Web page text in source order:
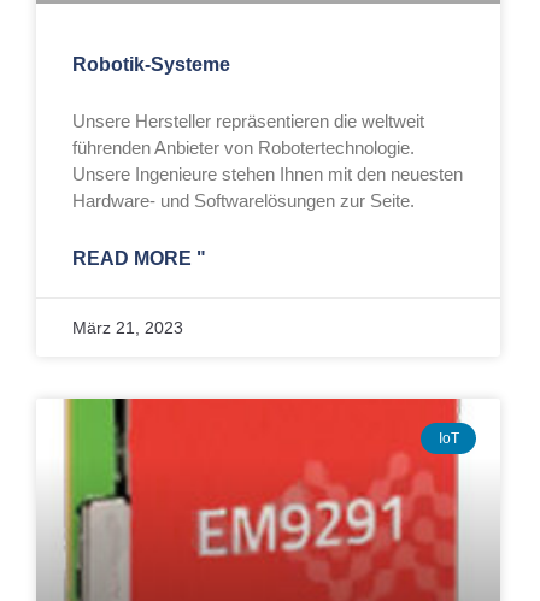
Robotik-Systeme
Unsere Hersteller repräsentieren die weltweit
führenden Anbieter von Robotertechnologie.
Unsere Ingenieure stehen Ihnen mit den neuesten
Hardware- und Softwarelösungen zur Seite.
READ MORE "
März 21, 2023
IoT